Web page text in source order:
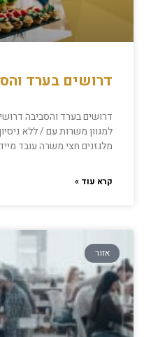
דרושים בערד
דרושים בערד והסביבה
למגוון משרות עם / ללא
מלגזנים חצי משרה עובד
קרא עוד »
אזור